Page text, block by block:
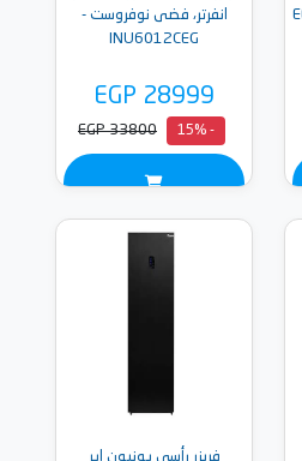
انفرتر، فضى نوفروست -
INU6012CEG
EGP 28999
- 15%
EGP 33800
فريزر رأسي يونيون اير